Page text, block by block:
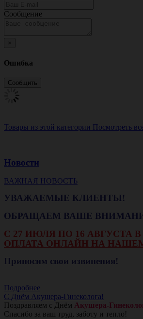
Сообщение
×
Ошибка
Товары из этой категории Посмотреть
Новости
ВАЖНАЯ НОВОСТЬ
УВАЖАЕМЫЕ КЛИЕНТЫ!
ОБРАЩАЕМ ВАШЕ
С 27 ИЮЛЯ ПО 16 АВГУСТА
ОПЛАТА ОНЛАЙН НА
Приносим свои извинения!
Подробнее
С Днём Акушера-Гинеколога!
Поздравляем с Днём Акушера-
Спасибо за ваш труд, заботу и тепло!